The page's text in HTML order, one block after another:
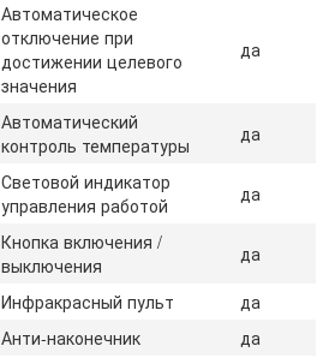
Автоматическое
отключение при
достижении целевого
значения
да
Автоматический
контроль температуры
да
Световой индикатор
управления работой
да
Кнопка включения /
выключения
да
Инфракрасный пульт
да
Анти-наконечник
да